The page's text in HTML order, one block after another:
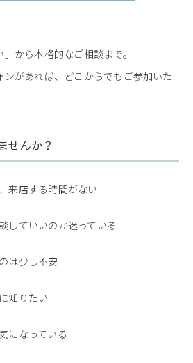
」から本格的なご相談まで。
ンがあれば、どこからでもご参加いた
せんか？
来店する時間がない
していいのか迷っている
は少し不安
知りたい
になっている